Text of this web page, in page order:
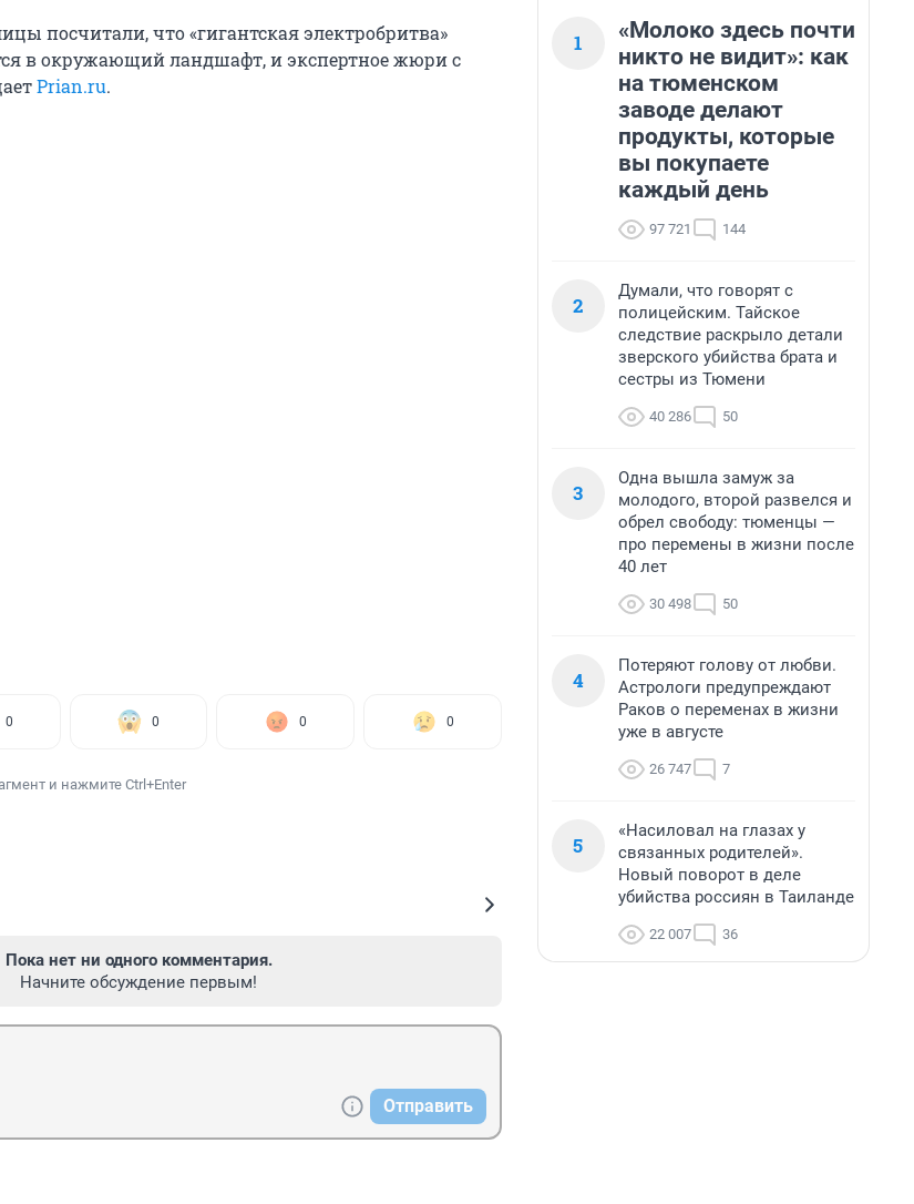
посчитали, что «гигантская электробритва»
в окружающий ландшафт, и экспертное жюри с
Prian.ru.
0 0 0 0
и нажмите Ctrl+Enter
Пока нет ни одного комментария.
Начните обсуждение первым!
Отправить
1
«Молоко здесь почти
никто не видит»: как
на тюменском
заводе делают
продукты, которые
вы покупаете
каждый день
97 721 144
2
Думали, что говорят с
полицейским. Тайское
следствие раскрыло детали
зверского убийства брата и
сестры из Тюмени
40 286 50
3
Одна вышла замуж за
молодого, второй развелся и
обрел свободу: тюменцы —
про перемены в жизни после
40 лет
30 498 50
4
Потеряют голову от любви.
Астрологи предупреждают
Раков о переменах в жизни
уже в августе
26 747 7
5
«Насиловал на глазах у
связанных родителей».
Новый поворот в деле
убийства россиян в Таиланде
22 007 36